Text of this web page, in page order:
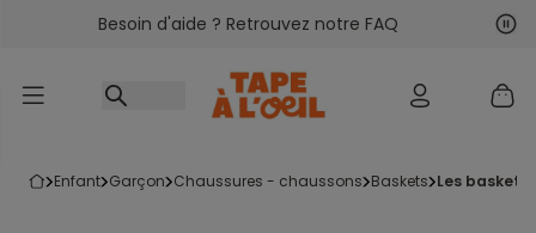
Accéder au contenu
Besoin d'aide ? Retrouvez notre FAQ
enfant garçon chaussures - chaussons baskets les